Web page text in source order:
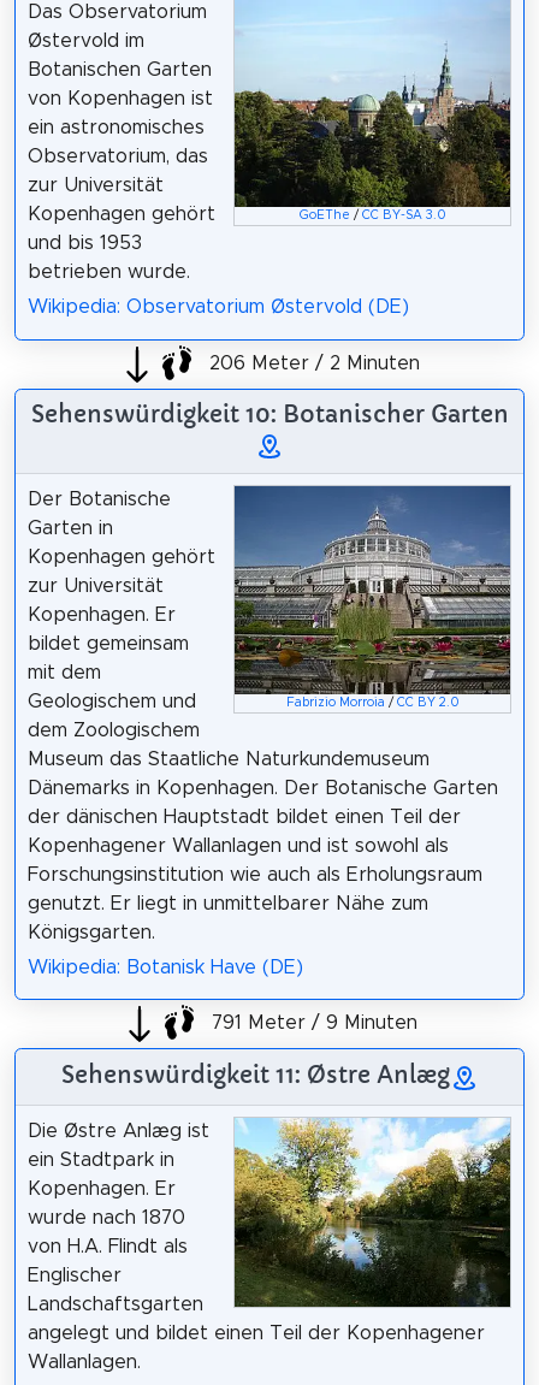
GoEThe / CC BY-SA 3.0
Das Observatorium
Østervold im
Botanischen Garten
von Kopenhagen ist
ein astronomisches
Observatorium, das
zur Universität
Kopenhagen gehört
und bis 1953
betrieben wurde.
Wikipedia: Observatorium Østervold (DE)
206 Meter / 2 Minuten
Sehenswürdigkeit 10: Botanischer Garten
Fabrizio Morroia / CC BY 2.0
Der Botanische
Garten in
Kopenhagen gehört
zur Universität
Kopenhagen. Er
bildet gemeinsam
mit dem
Geologischem und
dem Zoologischem
Museum das Staatliche Naturkundemuseum
Dänemarks in Kopenhagen. Der Botanische Garten
der dänischen Hauptstadt bildet einen Teil der
Kopenhagener Wallanlagen und ist sowohl als
Forschungsinstitution wie auch als Erholungsraum
genutzt. Er liegt in unmittelbarer Nähe zum
Königsgarten.
Wikipedia: Botanisk Have (DE)
791 Meter / 9 Minuten
Sehenswürdigkeit 11: Østre Anlæg
Die Østre Anlæg ist
ein Stadtpark in
Kopenhagen. Er
wurde nach 1870
von H.A. Flindt als
Englischer
Landschaftsgarten
angelegt und bildet einen Teil der Kopenhagener
Wallanlagen.